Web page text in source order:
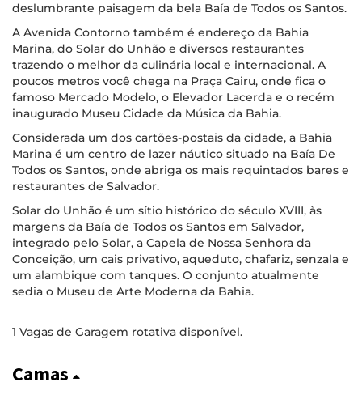
deslumbrante paisagem da bela Baía de Todos os Santos.
A Avenida Contorno também é endereço da Bahia
Marina, do Solar do Unhão e diversos restaurantes
trazendo o melhor da culinária local e internacional. A
poucos metros você chega na Praça Cairu, onde fica o
famoso Mercado Modelo, o Elevador Lacerda e o recém
inaugurado Museu Cidade da Música da Bahia.
Considerada um dos cartões-postais da cidade, a Bahia
Marina é um centro de lazer náutico situado na Baía De
Todos os Santos, onde abriga os mais requintados bares e
restaurantes de Salvador.
Solar do Unhão é um sítio histórico do século XVIII, às
margens da Baía de Todos os Santos em Salvador,
integrado pelo Solar, a Capela de Nossa Senhora da
Conceição, um cais privativo, aqueduto, chafariz, senzala e
um alambique com tanques. O conjunto atualmente
sedia o Museu de Arte Moderna da Bahia.
1 Vagas de Garagem rotativa disponível.
Camas